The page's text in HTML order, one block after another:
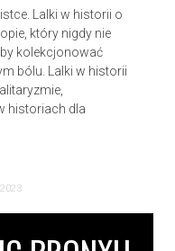
Lalki w historii o
który nigdy nie
by kolekcjonować
bólu. Lalki w historii
historiach dla